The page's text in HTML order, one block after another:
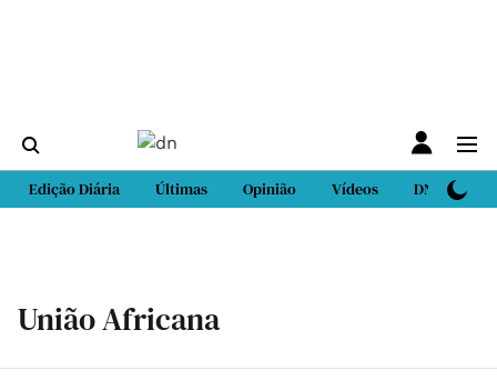
Edição Diária Últimas Opinião Vídeos DN Sport
União Africana